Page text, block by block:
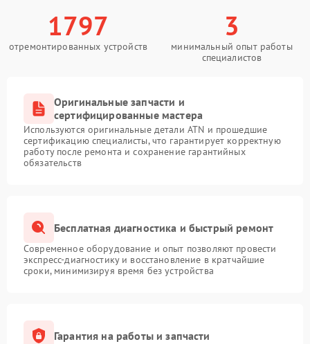
1797
отремонтированных устройств
3
минимальный опыт работы
специалистов
Оригинальные запчасти и
сертифицированные мастера
Используются оригинальные детали ATN и прошедшие
сертификацию специалисты, что гарантирует корректную
работу после ремонта и сохранение гарантийных
обязательств
Бесплатная диагностика и быстрый ремонт
Современное оборудование и опыт позволяют провести
экспресс-диагностику и восстановление в кратчайшие
сроки, минимизируя время без устройства
Гарантия на работы и запчасти